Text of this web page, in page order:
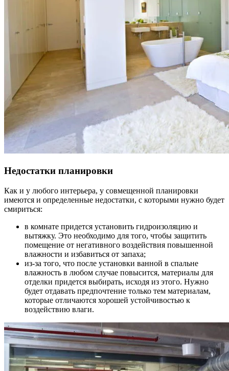
Недостатки планировки
Как и у любого интерьера, у совмещенной планировки
имеются и определенные недостатки, с которыми нужно будет
смириться:
в комнате придется установить гидроизоляцию и
вытяжку. Это необходимо для того, чтобы защитить
помещение от негативного воздействия повышенной
влажности и избавиться от запаха;
из-за того, что после установки ванной в спальне
влажность в любом случае повысится, материалы для
отделки придется выбирать, исходя из этого. Нужно
будет отдавать предпочтение только тем материалам,
которые отличаются хорошей устойчивостью к
воздействию влаги.